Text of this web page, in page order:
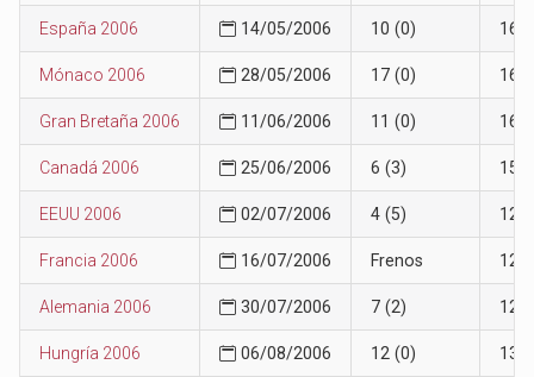
España 2006 14/05/2006 10 (0) 16
Mónaco 2006 28/05/2006 17 (0) 16
Gran Bretaña 2006 11/06/2006 11 (0) 16
Canadá 2006 25/06/2006 6 (3) 15
EEUU 2006 02/07/2006 4 (5) 12
Francia 2006 16/07/2006 Frenos 12
Alemania 2006 30/07/2006 7 (2) 12
Hungría 2006 06/08/2006 12 (0) 13